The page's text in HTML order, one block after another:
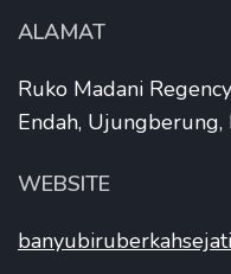
ALAMAT
Ruko Madani
Endah,
WEBSITE